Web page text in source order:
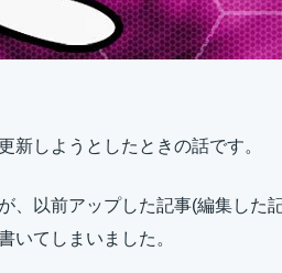
新しようとしたときの話です。
、以前アップした記事(編集した
いてしまいました。